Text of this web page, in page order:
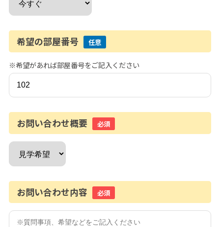
希望の部屋番号 任意
※希望があれば部屋番号をご記入ください
お問い合わせ概要 必須
お問い合わせ内容 必須